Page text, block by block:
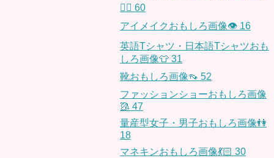
👱‍♀️ 60
アイメイクおもしろ画像👁 16
英語Tシャツ・日本語Tシャツおも
しろ画像👕 31
靴おもしろ画像👡 52
ファッションショーおもしろ画像
🥻 47
量産型女子・男子おもしろ画像👫
18
マネキンおもしろ画像💃🏻 30